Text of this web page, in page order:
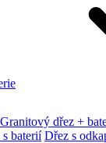
Granitový dřez +
s baterií Dřez s